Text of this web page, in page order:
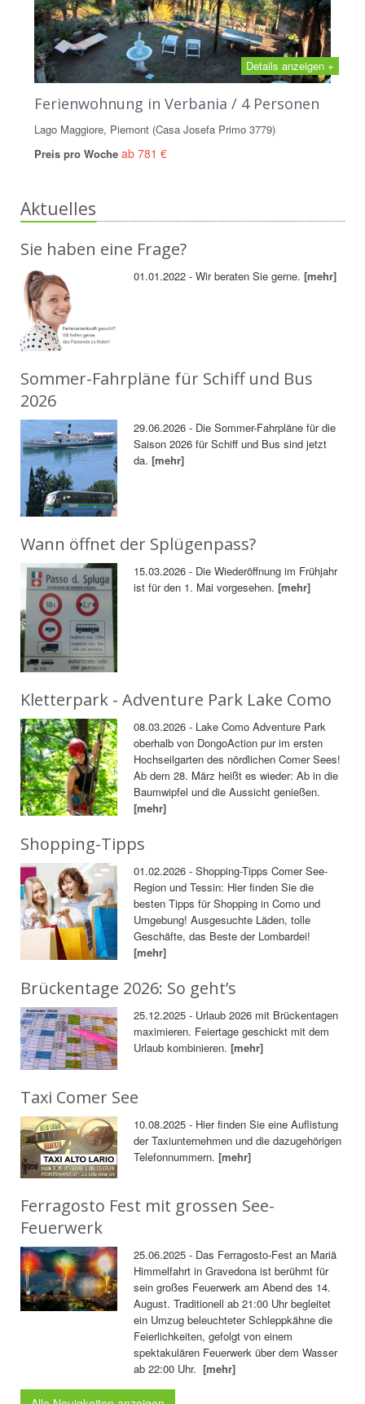
Details anzeigen +
Ferienwohnung in Verbania / 4 Personen
Lago Maggiore, Piemont (Casa Josefa Primo 3779)
Preis pro Woche ab 781 €
Aktuelles
Sie haben eine Frage?
01.01.2022 - Wir beraten Sie gerne.[mehr]
Sommer-Fahrpläne für Schiff und Bus
2026
29.06.2026 - Die Sommer-Fahrpläne für die
Saison 2026 für Schiff und Bus sind jetzt
da.[mehr]
Wann öffnet der Splügenpass?
15.03.2026 - Die Wiederöffnung im Frühjahr
ist für den 1. Mai vorgesehen.[mehr]
Kletterpark - Adventure Park Lake Como
08.03.2026 - Lake Como Adventure Park
oberhalb von DongoAction pur im ersten
Hochseilgarten des nördlichen Comer Sees!
Ab dem 28. März heißt es wieder: Ab in die
Baumwipfel und die Aussicht genießen.
[mehr]
Shopping-Tipps
01.02.2026 - Shopping-Tipps Comer See-
Region und Tessin: Hier finden Sie die
besten Tipps für Shopping in Como und
Umgebung! Ausgesuchte Läden, tolle
Geschäfte, das Beste der Lombardei!
[mehr]
Brückentage 2026: So geht’s
25.12.2025 - Urlaub 2026 mit Brückentagen
maximieren. Feiertage geschickt mit dem
Urlaub kombinieren.[mehr]
Taxi Comer See
10.08.2025 - Hier finden Sie eine Auflistung
der Taxiunternehmen und die dazugehörigen
Telefonnummern.[mehr]
Ferragosto Fest mit grossen See-
Feuerwerk
25.06.2025 - Das Ferragosto-Fest an Mariä
Himmelfahrt in Gravedona ist berühmt für
sein großes Feuerwerk am Abend des 14.
August. Traditionell ab 21:00 Uhr begleitet
ein Umzug beleuchteter Schleppkähne die
Feierlichkeiten, gefolgt von einem
spektakulären Feuerwerk über dem Wasser
ab 22:00 Uhr.[mehr]